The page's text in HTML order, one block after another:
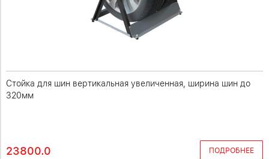
Стойка для шин вертикальная увеличенная, ширина шин до
320мм
23800.0 ПОДРОБНЕЕ